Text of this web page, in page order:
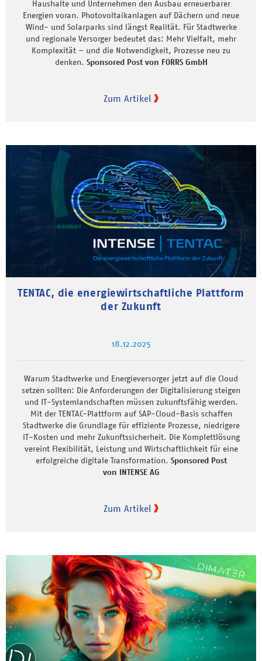
Haushalte und Unternehmen den Ausbau erneuerbarer
Energien voran. Photovoltaikanlagen auf Dächern und neue
Wind- und Solarparks sind längst Realität. Für Stadtwerke
und regionale Versorger bedeutet das: Mehr Vielfalt, mehr
Komplexität – und die Notwendigkeit, Prozesse neu zu
denken. Sponsored Post von FORRS GmbH
Zum Artikel
TENTAC, die energiewirtschaftliche Plattform
der Zukunft
18.12.2025
Warum Stadtwerke und Energieversorger jetzt auf die Cloud
setzen sollten: Die Anforderungen der Digitalisierung steigen
und IT-Systemlandschaften müssen zukunftsfähig werden.
Mit der TENTAC-Plattform auf SAP-Cloud-Basis schaffen
Stadtwerke die Grundlage für effiziente Prozesse, niedrigere
IT-Kosten und mehr Zukunftssicherheit. Die Komplettlösung
vereint Flexibilität, Leistung und Wirtschaftlichkeit für eine
erfolgreiche digitale Transformation. Sponsored Post
von INTENSE AG
Zum Artikel